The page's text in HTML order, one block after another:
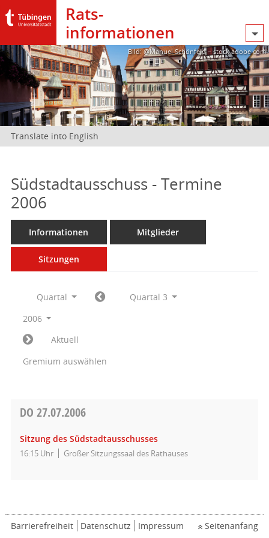
Rats­
informationen
Bild: @Manuel Schönfeld – stock.adobe.com
Translate into English
Südstadtausschuss - Termine
2006
Informationen Mitglieder
Sitzungen
Quartal
Quartal 3
2006
Aktuell
Gremium auswählen
DO 27.07.2006
Sitzung des Südstadtausschusses
16:15 Uhr Großer Sitzungssaal des Rathauses
Barrierefreiheit Datenschutz Impressum Seitenanfang